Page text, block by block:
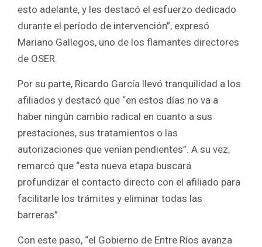
esto adelante, y les destacó el esfuerzo dedicado
durante el período de intervención”, expresó
Mariano Gallegos, uno de los flamantes directores
de OSER.
Por su parte, Ricardo García llevó tranquilidad a los
afiliados y destacó que “en estos días no va a
haber ningún cambio radical en cuanto a sus
prestaciones, sus tratamientos o las
autorizaciones que venían pendientes”. A su vez,
remarcó que “esta nueva etapa buscará
profundizar el contacto directo con el afiliado para
facilitarle los trámites y eliminar todas las
barreras”.
Con este paso, “el Gobierno de Entre Ríos avanza